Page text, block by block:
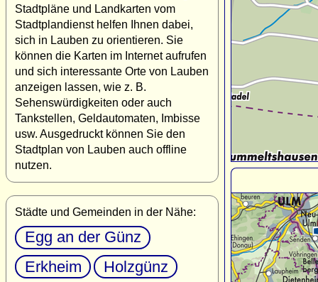
Stadtpläne und Landkarten vom
Stadtplandienst helfen Ihnen dabei,
sich in Lauben zu orientieren. Sie
können die Karten im Internet aufrufen
und sich interessante Orte von Lauben
anzeigen lassen, wie z. B.
Sehenswürdigkeiten oder auch
Tankstellen, Geldautomaten, Imbisse
usw. Ausgedruckt können Sie den
Stadtplan von Lauben auch offline
nutzen.
Städte und Gemeinden in der Nähe:
Egg an der Günz
Erkheim
Holzgünz